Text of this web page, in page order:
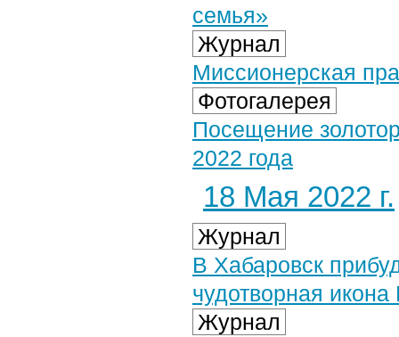
семья»
Журнал
Миссионерская
Фотогалерея
Посещение
2022 года
18 Мая 2022 г.
Журнал
В Хабаровск
чудотворная
Журнал